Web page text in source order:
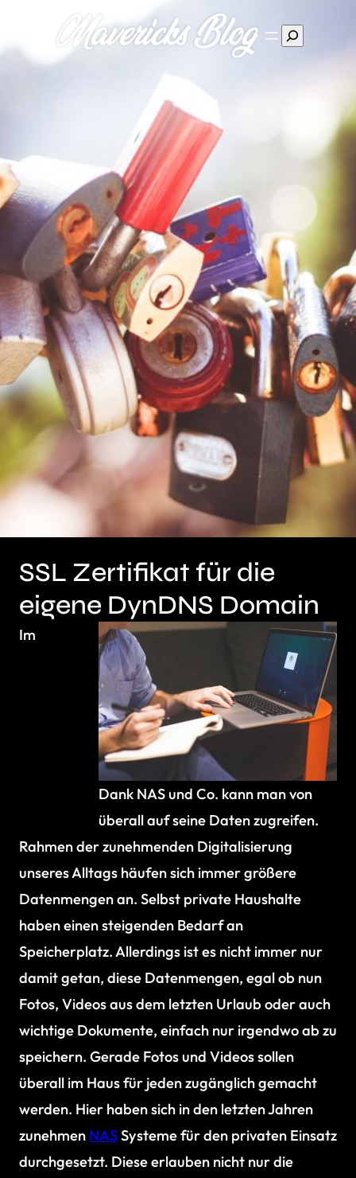
Suchen
SSL Zertifikat für die
eigene DynDNS Domain
Dank NAS und Co. kann man von
überall auf seine Daten zugreifen.
Im
Rahmen der zunehmenden Digitalisierung
unseres Alltags häufen sich immer größere
Datenmengen an. Selbst private Haushalte
haben einen steigenden Bedarf an
Speicherplatz. Allerdings ist es nicht immer nur
damit getan, diese Datenmengen, egal ob nun
Fotos, Videos aus dem letzten Urlaub oder auch
wichtige Dokumente, einfach nur irgendwo ab zu
speichern. Gerade Fotos und Videos sollen
überall im Haus für jeden zugänglich gemacht
werden. Hier haben sich in den letzten Jahren
zunehmen NASSysteme für den privaten Einsatz
durchgesetzt. Diese erlauben nicht nur die